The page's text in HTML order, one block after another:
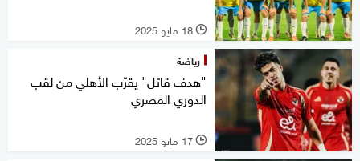
l 18 مايو 2025
رياضة
"هدف قاتل" يقرّب الأهلي من لقب
الدوري المصري
l 17 مايو 2025